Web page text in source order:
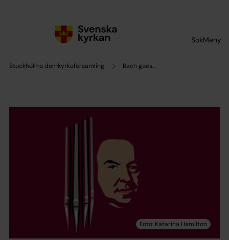
SökMeny
Stockholms domkyrkoförsamling Bach goes...